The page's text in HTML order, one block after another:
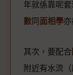
年就係靠呢
數 同 面相學
其次，要配合
附近有水流